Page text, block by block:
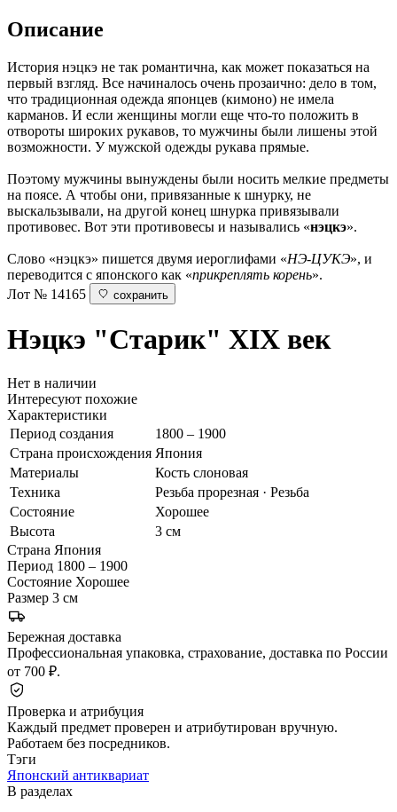
Описание
История нэцкэ не так романтична, как может показаться на
первый взгляд. Все начиналось очень прозаично: дело в том,
что традиционная одежда японцев (кимоно) не имела
карманов. И если женщины могли еще что-то положить в
отвороты широких рукавов, то мужчины были лишены этой
возможности. У мужской одежды рукава прямые.
Поэтому мужчины вынуждены были носить мелкие предметы
на поясе. А чтобы они, привязанные к шнурку, не
выскальзывали, на другой конец шнурка привязывали
противовес. Вот эти противовесы и назывались «нэцкэ».
Слово «нэцкэ» пишется двумя иероглифами «НЭ-ЦУКЭ», и
переводится с японского как «прикреплять корень».
Лот № 14165
сохранить
Нэцкэ "Старик" XIX век
Нет в наличии
Интересуют похожие
Характеристики
Период создания
1800 – 1900
Страна происхождения Япония
Материалы
Кость слоновая
Техника
Резьба прорезная · Резьба
Состояние
Хорошее
Высота
3 см
Страна Япония
Период 1800 – 1900
Состояние Хорошее
Размер 3 см
Бережная доставка
Профессиональная упаковка, страхование, доставка по России
от 700 ₽.
Проверка и атрибуция
Каждый предмет проверен и атрибутирован вручную.
Работаем без посредников.
Тэги
Японский антиквариат
В разделах